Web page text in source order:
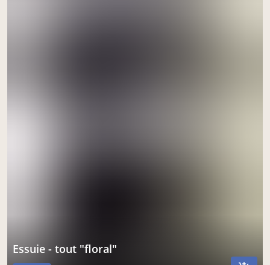
essuie - tout "floral"